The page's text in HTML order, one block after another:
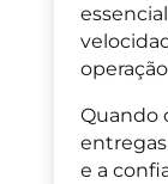
Quando
e a